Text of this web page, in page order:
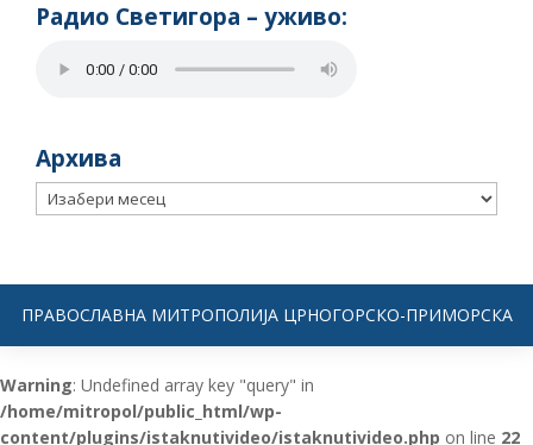
Радио Светигора – yживо:
Архива
Архива
ПРАВОСЛАВНА МИТРОПОЛИЈА ЦРНОГОРСКО-ПРИМОРСКА
Warning: Undefined array key "query" in
/home/mitropol/public_html/wp-
content/plugins/istaknutivideo/istaknutivideo.php on line 22